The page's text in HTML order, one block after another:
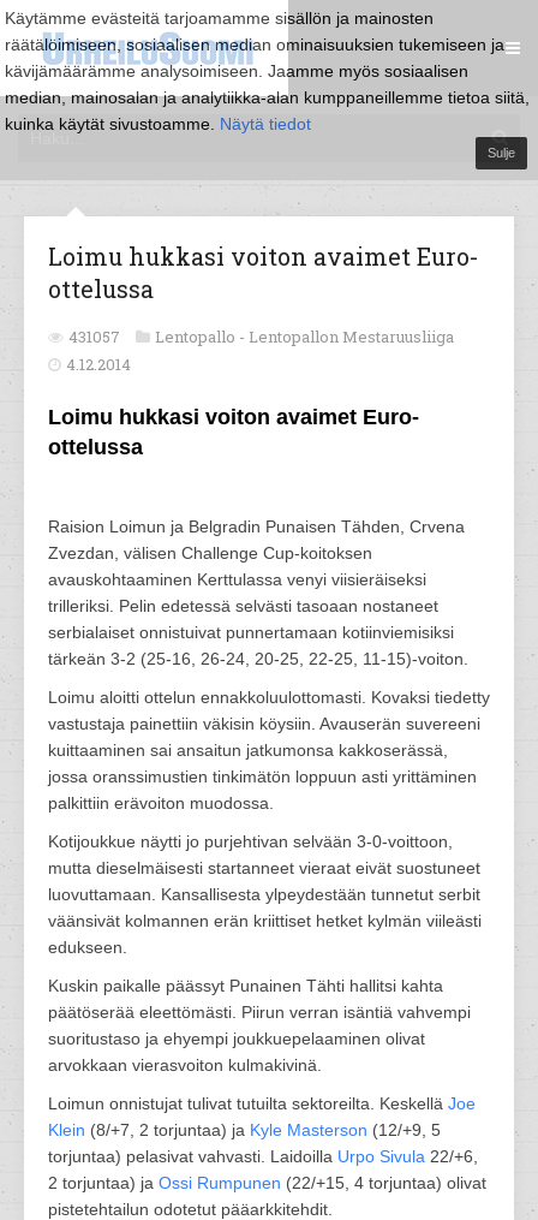
Käytämme evästeitä tarjoamamme sisällön ja mainosten
räätälöimiseen, sosiaalisen median ominaisuuksien tukemiseen ja
kävijämäärämme analysoimiseen. Jaamme myös sosiaalisen
median, mainosalan ja analytiikka-alan kumppaneillemme tietoa siitä,
kuinka käytät sivustoamme. Näytä tiedot
Sulje
Loimu hukkasi voiton avaimet Euro-
ottelussa
431057 Lentopallo - Lentopallon Mestaruusliiga
4.12.2014
Loimu hukkasi voiton avaimet Euro-
ottelussa
Raision Loimun ja Belgradin Punaisen Tähden, Crvena
Zvezdan, välisen Challenge Cup-koitoksen
avauskohtaaminen Kerttulassa venyi viisieräiseksi
trilleriksi. Pelin edetessä selvästi tasoaan nostaneet
serbialaiset onnistuivat punnertamaan kotiinviemisiksi
tärkeän 3-2 (25-16, 26-24, 20-25, 22-25, 11-15)-voiton.
Loimu aloitti ottelun ennakkoluulottomasti. Kovaksi tiedetty
vastustaja painettiin väkisin köysiin. Avauserän suvereeni
kuittaaminen sai ansaitun jatkumonsa kakkoserässä,
jossa oranssimustien tinkimätön loppuun asti yrittäminen
palkittiin erävoiton muodossa.
Kotijoukkue näytti jo purjehtivan selvään 3-0-voittoon,
mutta dieselmäisesti startanneet vieraat eivät suostuneet
luovuttamaan. Kansallisesta ylpeydestään tunnetut serbit
väänsivät kolmannen erän kriittiset hetket kylmän viileästi
edukseen.
Kuskin paikalle päässyt Punainen Tähti hallitsi kahta
päätöserää eleettömästi. Piirun verran isäntiä vahvempi
suoritustaso ja ehyempi joukkuepelaaminen olivat
arvokkaan vierasvoiton kulmakivinä.
Loimun onnistujat tulivat tutuilta sektoreilta. Keskellä Joe
Klein (8/+7, 2 torjuntaa) ja Kyle Masterson (12/+9, 5
torjuntaa) pelasivat vahvasti. Laidoilla Urpo Sivula 22/+6,
2 torjuntaa) ja Ossi Rumpunen (22/+15, 4 torjuntaa) olivat
pistetehtailun odotetut pääarkkitehdit.